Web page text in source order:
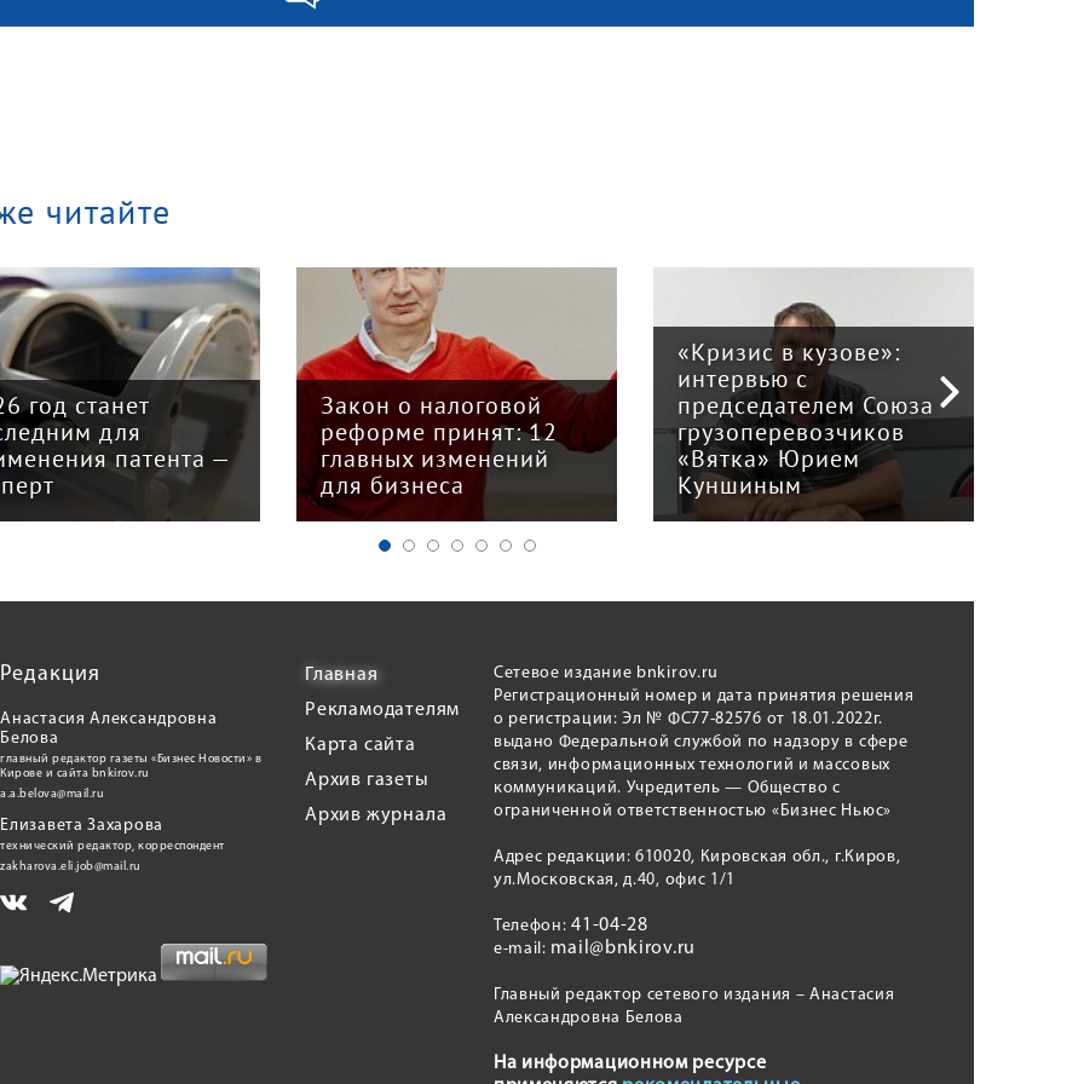
читайте
год станет
для
патента —
Закон о налоговой
реформе принят: 12
главных изменений
для бизнеса
«Кризис в кузове»:
интервью с
председателем Союза
грузоперевозчиков
«Вятка» Юрием
Куншиным
Редакция
Анастасия Александровна
Белова
главный редактор газеты «Бизнес Новости» в
Кирове и сайта bnkirov.ru
a.a.belova@mail.ru
Елизавета Захарова
технический редактор, корреспондент
zakharova.eli.job@mail.ru
Главная
Рекламодателям
Карта сайта
Архив газеты
Архив журнала
Сетевое издание bnkirov.ru
Регистрационный номер и дата принятия решения
о регистрации: Эл № ФС77-82576 от 18.01.2022г.
выдано Федеральной службой по надзору в сфере
связи, информационных технологий и массовых
коммуникаций. Учредитель — Общество с
ограниченной ответственностью «Бизнес Ньюс»
Адрес редакции: 610020, Кировская обл., г.Киров,
ул.Московская, д.40, офис 1/1
Телефон:41-04-28
e-mail: mail@bnkirov.ru
Главный редактор сетевого издания – Анастасия
Александровна Белова
На информационном ресурсе